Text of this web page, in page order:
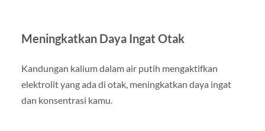
Meningkatkan Daya Ingat Otak
Kandungan kalium dalam air putih mengaktifkan
elektrolit yang ada di otak, meningkatkan daya ingat
dan konsentrasi kamu.